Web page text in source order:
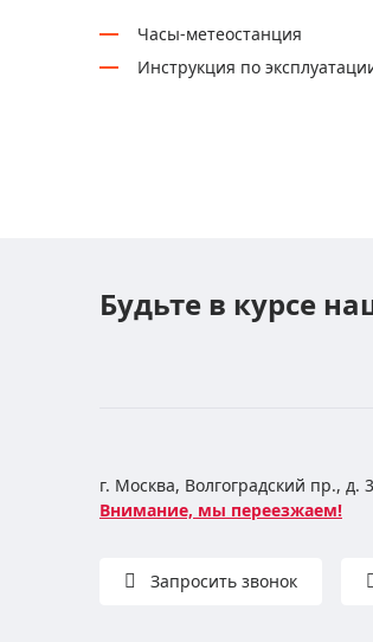
Часы-метеостанция
Инструкция по
Будьте в курсе
г. Москва, Волгоградский пр., д.
Внимание, мы переезжаем!
Запросить звонок